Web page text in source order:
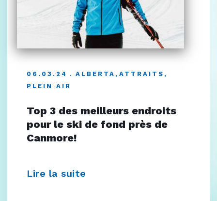
06.03.24 ALBERTA , ATTRAITS ,
PLEIN AIR
Top 3 des meilleurs endroits
pour le ski de fond près de
Canmore!
Lire la suite